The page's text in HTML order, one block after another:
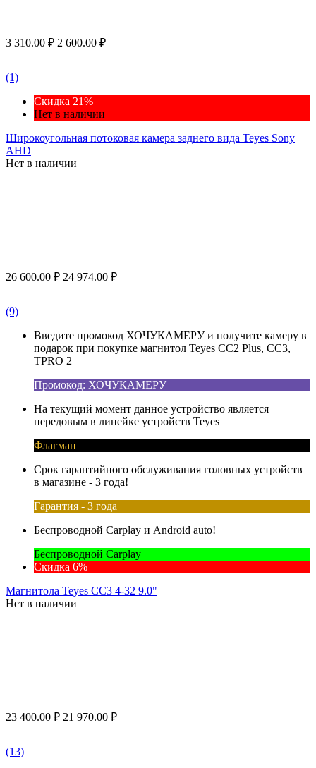
3 310.00 ₽ 2 600.00 ₽
(1)
Скидка 21%
Нет в наличии
Широкоугольная потоковая камера заднего вида Teyes Sony
AHD
Нет в наличии
26 600.00 ₽ 24 974.00 ₽
(9)
Введите промокод ХОЧУКАМЕРУ и получите камеру в
подарок при покупке магнитол Teyes CC2 Plus, CC3,
TPRO 2
Промокод: ХОЧУКАМЕРУ
На текущий момент данное устройство является
передовым в линейке устройств Teyes
Флагман
Срок гарантийного обслуживания головных устройств
в магазине - 3 года!
Гарантия - 3 года
Беспроводной Carplay и Android auto!
Беспроводной Carplay
Скидка 6%
Магнитола Teyes CC3 4-32 9.0"
Нет в наличии
23 400.00 ₽ 21 970.00 ₽
(13)